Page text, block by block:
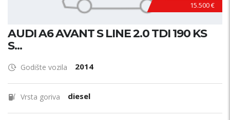
15.500 €
AUDI A6 AVANT S LINE 2.0 TDI 190 KS
S...
Godište vozila 2014
Vrsta goriva diesel